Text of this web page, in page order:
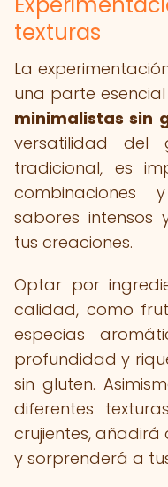
texturas
La
una parte
minimalistas sin
versatilidad del
tradicional, es
sabores intensos
tus creaciones.
Optar por
calidad, como
especias
profundidad y
sin gluten.
diferentes
crujientes, añadirá
y sorprenderá a